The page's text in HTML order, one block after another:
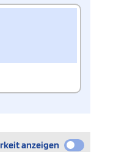
anzeigen